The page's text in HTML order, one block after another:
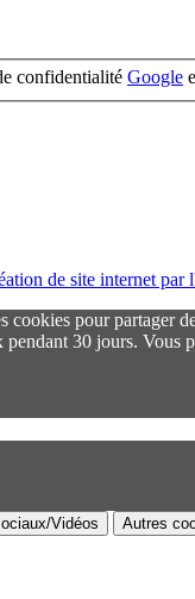
confidentialité Google
de site internet
pour partager
30 jours. Vous
Vidéos Autres